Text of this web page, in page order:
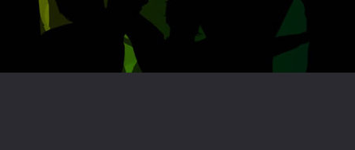
Una canzone per Te